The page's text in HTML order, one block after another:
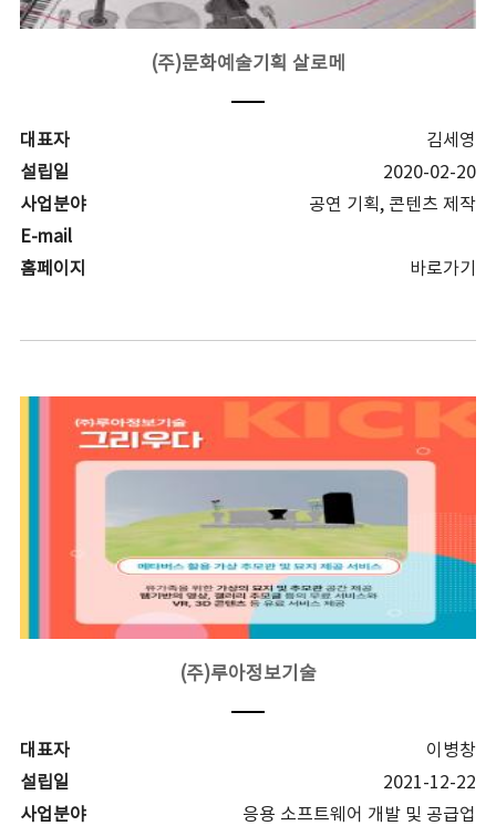
(주)문화예술기획 살로메
대표자
김세영
설립일
2020-02-20
사업분야
공연 기획, 콘텐츠 제작
E-mail
홈페이지
바로가기
(주)루아정보기술
대표자
이병창
설립일
2021-12-22
사업분야
응용 소프트웨어 개발 및 공급업